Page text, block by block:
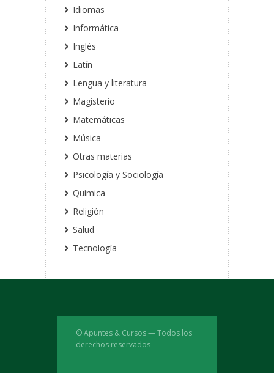
Idiomas
Informática
Inglés
Latín
Lengua y literatura
Magisterio
Matemáticas
Música
Otras materias
Psicología y Sociología
Química
Religión
Salud
Tecnología
© Apuntes & Cursos — Todos los
derechos reservados